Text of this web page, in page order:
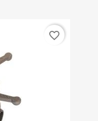
favorite_border